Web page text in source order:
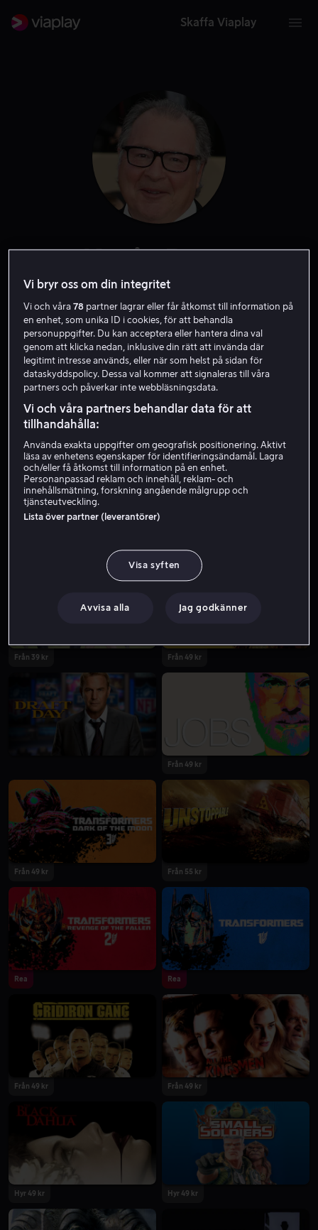
Skaffa Viaplay
Kevin Dunn
Skådespelare
Från 49 kr
Från 49 kr
Från 39 kr Från 49 kr
Från 49 kr
Från 49 kr Från 55 kr
Rea Rea
Från 49 kr Från 49 kr
Hyr 49 kr Hyr 49 kr
Vi bryr oss om din integritet
Vi och våra78 partner lagrar eller får åtkomst till information på
en enhet, som unika ID i cookies, för att behandla
personuppgifter. Du kan acceptera eller hantera dina val
genom att klicka nedan, inklusive din rätt att invända där
legitimt intresse används, eller när som helst på sidan för
dataskyddspolicy. Dessa val kommer att signaleras till våra
partners och påverkar inte webbläsningsdata.
Vi och våra partners behandlar data för att
tillhandahålla:
Använda exakta uppgifter om geografisk positionering. Aktivt
läsa av enhetens egenskaper för identifieringsändamål. Lagra
och/eller få åtkomst till information på en enhet.
Personanpassad reklam och innehåll, reklam- och
innehållsmätning, forskning angående målgrupp och
tjänsteutveckling.
Lista över partner (leverantörer)
Visa syften
Avvisa alla Jag godkänner